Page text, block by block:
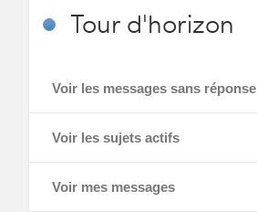
Tourd'horizon
Voir les messages sans réponse
Voir les sujets actifs
Voir mes messages